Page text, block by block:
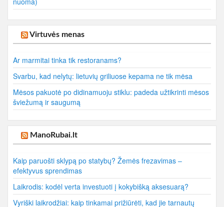
Virtuvės menas
Ar marmitai tinka tik restoranams?
Svarbu, kad nelytų: lietuvių griliuose kepama ne tik mėsa
Mėsos pakuotė po didinamuoju stiklu: padeda užtikrinti mėsos
šviežumą ir saugumą
ManoRubai.lt
Kaip paruošti sklypą po statybų? Žemės frezavimas –
efektyvus sprendimas
Laikrodis: kodėl verta investuoti į kokybišką aksesuarą?
Vyriški laikrodžiai: kaip tinkamai prižiūrėti, kad jie tarnautų